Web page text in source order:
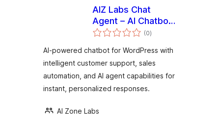
AIZ Labs Chat
Agent – AI Chatbot
Agent for Customer
(0укупних
оцена
)
AI-powered chatbot for WordPress with
intelligent customer support, sales
automation, and AI agent capabilities for
instant, personalized responses.
AI Zone Labs